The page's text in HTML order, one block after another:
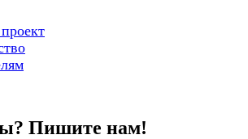
Пишите нам!